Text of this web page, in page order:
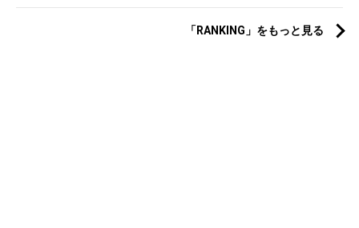
「RANKING」をもっと見る